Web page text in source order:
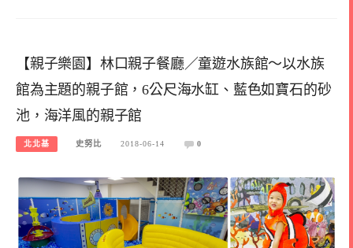
【親子樂園】林口親子餐廳／童遊水族館～以水族
館為主題的親子館，6公尺海水缸、藍色如寶石的砂
池，海洋風的親子館
北北基 史努比 2018-06-14 0